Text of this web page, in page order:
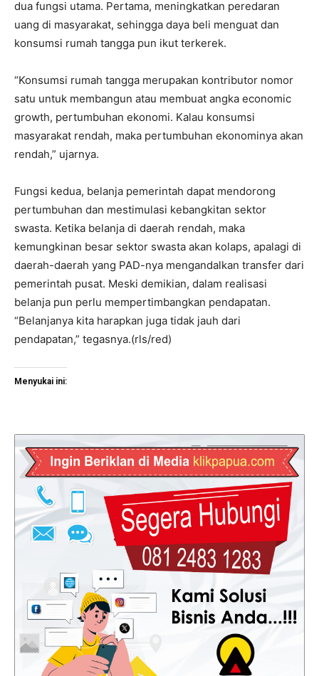
dua fungsi utama. Pertama, meningkatkan peredaran
uang di masyarakat, sehingga daya beli menguat dan
konsumsi rumah tangga pun ikut terkerek.
“Konsumsi rumah tangga merupakan kontributor nomor
satu untuk membangun atau membuat angka economic
growth, pertumbuhan ekonomi. Kalau konsumsi
masyarakat rendah, maka pertumbuhan ekonominya akan
rendah,” ujarnya.
Fungsi kedua, belanja pemerintah dapat mendorong
pertumbuhan dan mestimulasi kebangkitan sektor
swasta. Ketika belanja di daerah rendah, maka
kemungkinan besar sektor swasta akan kolaps, apalagi di
daerah-daerah yang PAD-nya mengandalkan transfer dari
pemerintah pusat. Meski demikian, dalam realisasi
belanja pun perlu mempertimbangkan pendapatan.
“Belanjanya kita harapkan juga tidak jauh dari
pendapatan,” tegasnya.(rls/red)
Menyukai ini: